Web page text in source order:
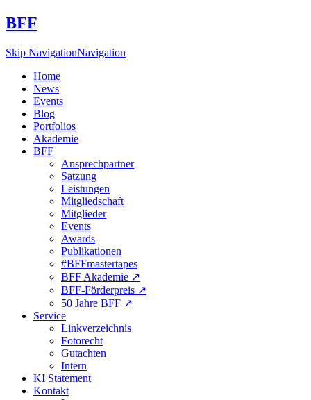
BFF
Skip NavigationNavigation
Home
News
Events
Blog
Portfolios
Akademie
BFF
Ansprechpartner
Satzung
Leistungen
Mitgliedschaft
Mitglieder
Events
Awards
Publikationen
#BFFmastertapes
BFF Akademie ↗︎
BFF-Förderpreis ↗︎
50 Jahre BFF ↗︎
Service
Linkverzeichnis
Fotorecht
Gutachten
Intern
KI Statement
Kontakt